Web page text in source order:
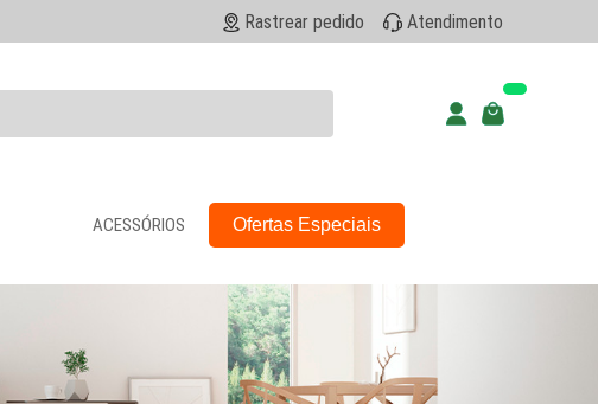
Rastrear pedido Atendimento
ACESSÓRIOS Ofertas Especiais